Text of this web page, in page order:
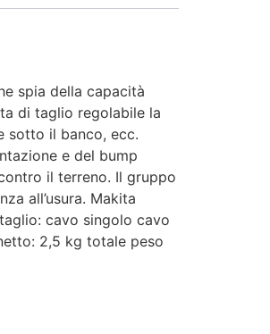
spia della capacità
di taglio regolabile la
sotto il banco, ecc.
e del bump
il terreno. Il gruppo
all’usura. Makita
cavo singolo cavo
2,5 kg totale peso